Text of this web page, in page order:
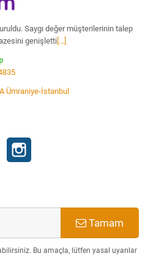
Saygı değer müşterilerinin talep
genişletti [...]
Ümraniye-İstanbul
Pinterest
Tamam
Bu amaçla, lütfen yasal uyarılar